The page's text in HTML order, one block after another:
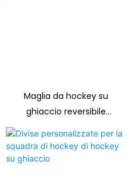
Maglia da hockey su
ghiaccio reversibile
personalizzato